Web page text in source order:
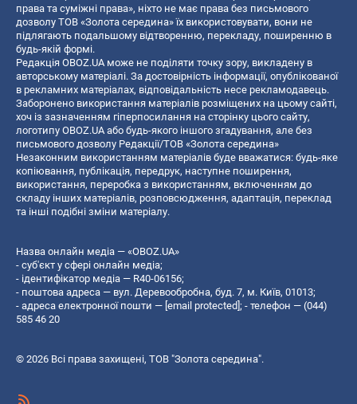
права та суміжні права», ніхто не має права без письмового
дозволу ТОВ «Золота середина» їх використовувати, вони не
підлягають подальшому відтворенню, перекладу, поширенню в
будь-якій формі.
Редакція OBOZ.UA може не поділяти точку зору, викладену в
авторському матеріалі. За достовірність інформації, опублікованої
в рекламних матеріалах, відповідальність несе рекламодавець.
Заборонено використання матеріалів розміщених на цьому сайті,
хоч із зазначенням гіперпосилання на сторінку цього сайту,
логотипу OBOZ.UA або будь-якого іншого згадування, але без
письмового дозволу Редакції/ТОВ «Золота середина»
Незаконним використанням матеріалів буде вважатися: будь-яке
копiювання, публiкацiя, передрук, наступне поширення,
використання, переробка з використанням, включенням до
складу інших матеріалів, розповсюдження, адаптація, переклад
та інші подібні зміни матеріалу.
Назва онлайн медіа — «OBOZ.UA»
- суб'єкт у сфері онлайн медіа;
- ідентифікатор медіа — R40-06156;
- поштова адреса — вул. Деревообробна, буд. 7, м. Київ, 01013;
- адреса електронної пошти — [email protected] ; - телефон — (044)
585 46 20
© 2026 Всі права захищені, ТОВ "Золота середина".